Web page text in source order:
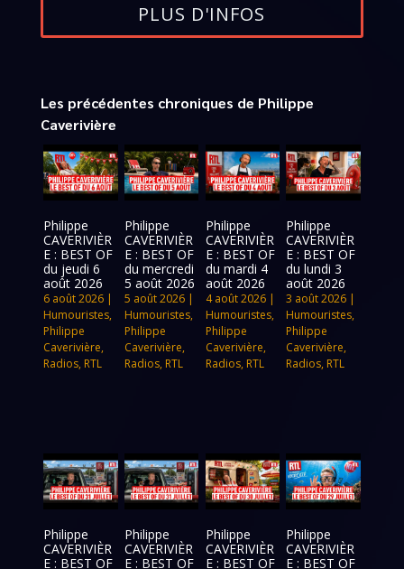
PLUS D'INFOS
Les précédentes chroniques de Philippe
Caverivière
Philippe
CAVERIVIÈR
E : BEST OF
du jeudi 6
août 2026
6 août 2026 |
Humouristes,
Philippe
Caverivière,
Radios, RTL
Philippe
CAVERIVIÈR
E : BEST OF
du mercredi
5 août 2026
5 août 2026|
Humouristes,
Philippe
Caverivière,
Radios, RTL
Philippe
CAVERIVIÈR
E : BEST OF
du mardi 4
août 2026
4 août 2026|
Humouristes,
Philippe
Caverivière,
Radios, RTL
Philippe
CAVERIVIÈR
E : BEST OF
du lundi 3
août 2026
3 août 2026 |
Humouristes,
Philippe
Caverivière,
Radios, RTL
Philippe
CAVERIVIÈR
E : BEST OF
Philippe
CAVERIVIÈR
E : BEST OF
Philippe
CAVERIVIÈR
E : BEST OF
Philippe
CAVERIVIÈR
E : BEST OF